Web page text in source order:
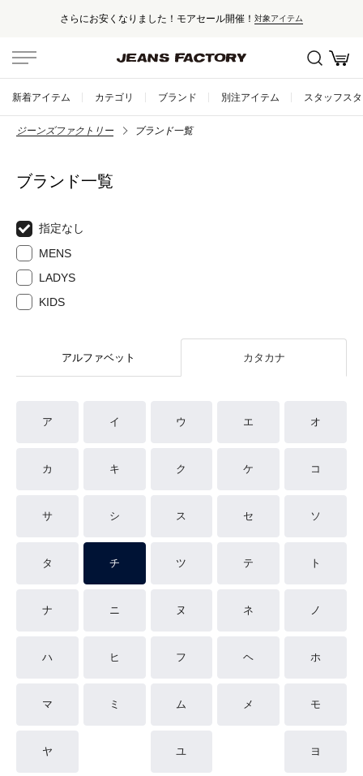
さらにお安くなりました！モアセール開催！ 対象アイテム
新着アイテム カテゴリ ブランド 別注アイテム スタッフス
ジーンズファクトリー ブランド一覧
ブランド一覧
指定なし
MENS
LADYS
KIDS
アルファベット カタカナ
ア イ ウ エ オ
カ キ ク ケ コ
サ シ ス セ ソ
タ チ ツ テ ト
ナ ニ ヌ ネ ノ
ハ ヒ フ ヘ ホ
マ ミ ム メ モ
ヤ ユ ヨ